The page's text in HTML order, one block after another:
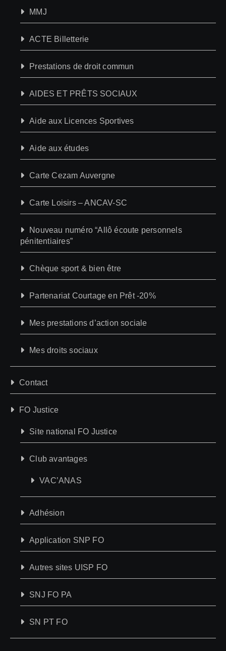
MMJ
ACTE Billetterie
Prestations de droit commun
AIDES ET PRÊTS SOCIAUX
Aide aux Licences Sportives
Aide aux études
Carte Cezam Auvergne
Carte Loisirs – ANCAV-SC
Nouveau numéro “Allô écoute personnels
pénitentiaires”
Chèque sport & bien être
Partenariat Courtage en Prêt -20%
Mes prestations d’action sociale
Mes droits sociaux
Contact
FO Justice
Site national FO Justice
Club avantages
VAC’ANAS
Adhésion
Application SNP FO
Autres sites UISP FO
SNJ FO PA
SN PT FO